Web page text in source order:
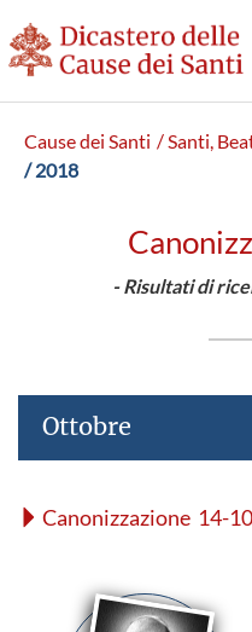
Cause dei Santi / Santi,
/ 2018
- Risultati di
Ottobre
Canonizzazione 14-